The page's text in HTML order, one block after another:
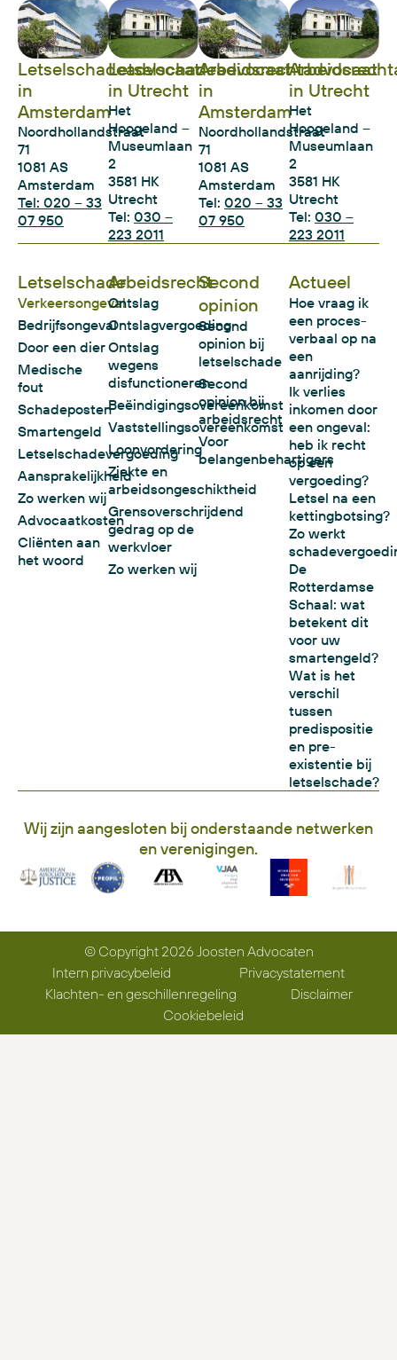
Letselschadeadvocaat
in
Amsterdam
Noordhollandstraat
71
1081 AS
Amsterdam
Tel: 020 – 33
07 950
Letselschadeadvocaat
in Utrecht
Het
Hoogeland –
Museumlaan
2
3581 HK
Utrecht
Tel: 030 –
223 2011
Arbeidsrechtadvocaat
in
Amsterdam
Noordhollandstraat
71
1081 AS
Amsterdam
Tel: 020 – 33
07 950
in Utrecht
Het
Hoogeland –
Museumlaan
2
3581 HK
Utrecht
Tel: 030 –
223 2011
Letselschade
Verkeersongeval
Bedrijfsongeval
Door een dier
Medische
fout
Schadeposten
Smartengeld
Letselschadevergoeding
Aansprakelijkheid
Zo werken wij
Advocaatkosten
Cliënten aan
het woord
Arbeidsrecht
Ontslag
Ontslagvergoeding
Ontslag
wegens
disfunctioneren
Beëindigingsovereenkomst
Vaststellingsovereenkomst
Loonvordering
Ziekte en
arbeidsongeschiktheid
Grensoverschrijdend
gedrag op de
werkvloer
Zo werken wij
Second
opinion
Second
opinion bij
letselschade
Second
opinion bij
arbeidsrecht
Voor
belangenbehartigers
Actueel
Hoe vraag ik
een proces-
verbaal op na
een
aanrijding?
Ik verlies
inkomen door
een ongeval:
heb ik recht
op een
vergoeding?
Letsel na een
kettingbotsing?
Zo werkt
De
Rotterdamse
Schaal: wat
betekent dit
voor uw
smartengeld?
Wat is het
verschil
tussen
predispositie
en pre-
existentie bij
letselschade?
Wij zijn aangesloten bij onderstaande netwerken
en verenigingen.
© Copyright 2026 Joosten Advocaten
Intern privacybeleid
Privacystatement
Klachten- en geschillenregeling
Disclaimer
Cookiebeleid